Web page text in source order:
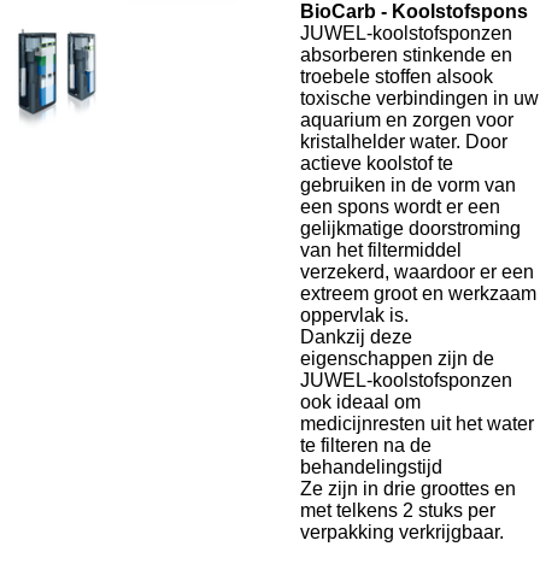
BioCarb - Koolstofspons
JUWEL-koolstofsponzen
absorberen stinkende en
troebele stoffen alsook
toxische verbindingen in uw
aquarium en zorgen voor
kristalhelder water. Door
actieve koolstof te
gebruiken in de vorm van
een spons wordt er een
gelijkmatige doorstroming
van het filtermiddel
verzekerd, waardoor er een
extreem groot en werkzaam
oppervlak is.
Dankzij deze
eigenschappen zijn de
JUWEL-koolstofsponzen
ook ideaal om
medicijnresten uit het water
te filteren na de
behandelingstijd
Ze zijn in drie groottes en
met telkens 2 stuks per
verpakking verkrijgbaar.